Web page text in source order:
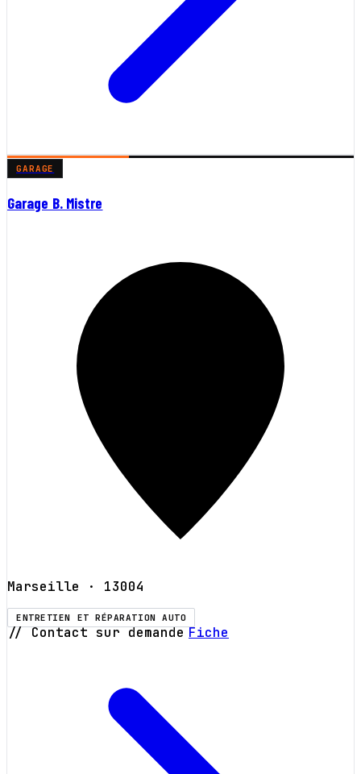
GARAGE
Garage B. Mistre
Marseille · 13004
ENTRETIEN ET RÉPARATION AUTO
// Contact sur demande Fiche